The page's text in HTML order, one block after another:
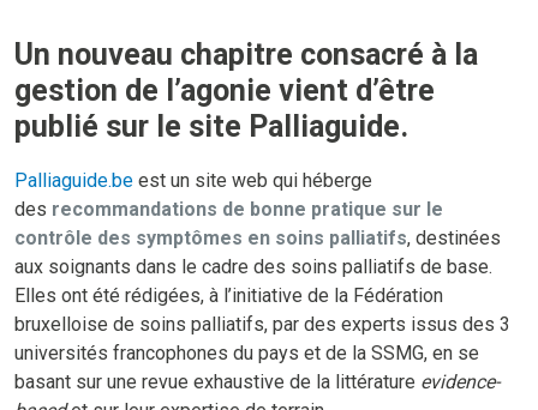
Un nouveau chapitre consacré à la
gestion de l’agonie vient d’être
publié sur le site Palliaguide.
Palliaguide.be est un site web qui héberge
des recommandations de bonne pratique sur le
contrôle des symptômes en soins palliatifs, destinées
aux soignants dans le cadre des soins palliatifs de base.
Elles ont été rédigées, à l’initiative de la Fédération
bruxelloise de soins palliatifs, par des experts issus des 3
universités francophones du pays et de la SSMG, en se
basant sur une revue exhaustive de la littérature evidence-